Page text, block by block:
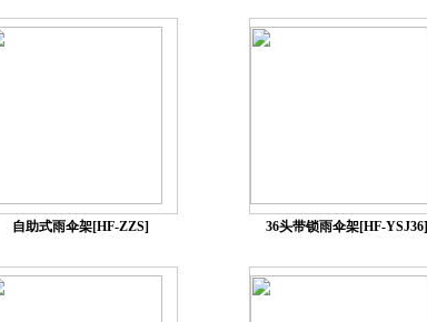
自助式雨伞架[HF-ZZS] 36头带锁雨伞架[HF-YSJ36]